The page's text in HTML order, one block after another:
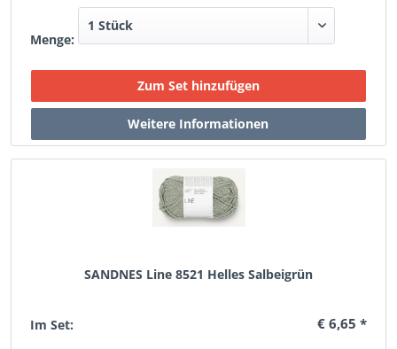
Menge:
SANDNES Line 8521 Helles Salbeigrün
Im Set: € 6,65 *